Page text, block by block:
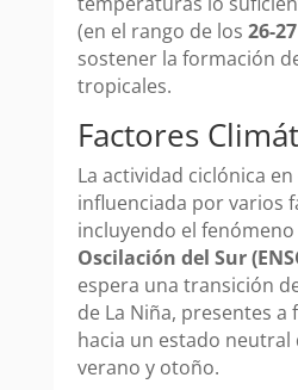
(en el rango de los 26-
sostener la formación
tropicales.
Factores
La actividad ciclónica
influenciada por varios
incluyendo el fenómeno
Oscilación del Sur
espera una transición
de La Niña, presentes a
hacia un estado neutral
verano y otoño.